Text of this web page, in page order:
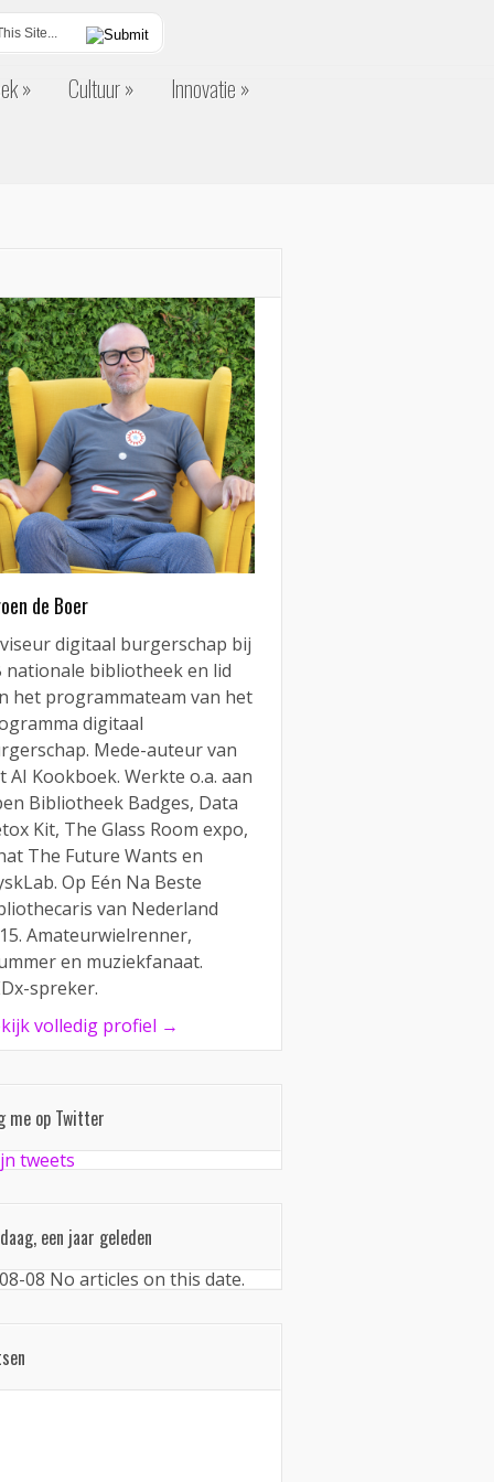
Cultuur Innovatie
de Boer
digitaal burgerschap bij
nationale bibliotheek en lid
het programmateam van het
digitaal
Mede-auteur van
AI Kookboek. Werkte o.a. aan
Bibliotheek Badges, Data
Kit, The Glass Room expo,
The Future Wants en
Op Eén Na Beste
van Nederland
Amateurwielrenner,
en muziekfanaat.
spreker.
volledig profiel →
me op Twitter
tweets
een jaar geleden
08 No articles on this date.